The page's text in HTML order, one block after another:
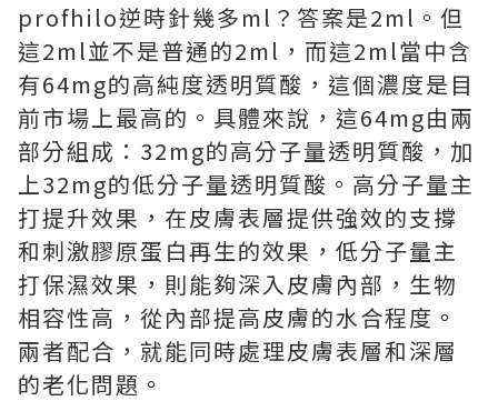
profhilo逆時針幾多ml？答案是2ml。但
這2ml並不是普通的2ml，而這2ml當中含
有64mg的高純度透明質酸，這個濃度是目
前市場上最高的。具體來說，這64mg由兩
部分組成：32mg的高分子量透明質酸，加
上32mg的低分子量透明質酸。高分子量主
打提升效果，在皮膚表層提供強效的支撐
和刺激膠原蛋白再生的效果，低分子量主
打保濕效果，則能夠深入皮膚內部，生物
相容性高，從內部提高皮膚的水合程度。
兩者配合，就能同時處理皮膚表層和深層
的老化問題。